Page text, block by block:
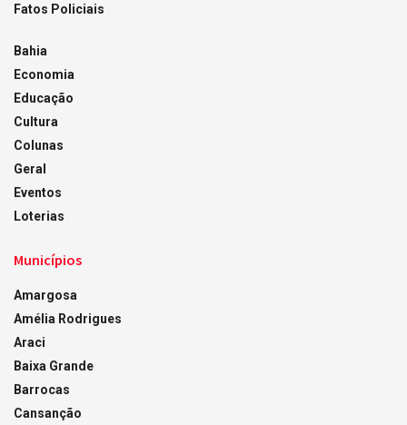
Fatos Policiais
Bahia
Economia
Educação
Cultura
Colunas
Geral
Eventos
Loterias
Municípios
Amargosa
Amélia Rodrigues
Araci
Baixa Grande
Barrocas
Cansanção